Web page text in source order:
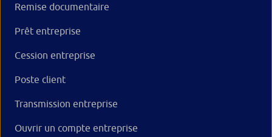
Remise documentaire
Prêt entreprise
Cession entreprise
Poste client
Transmission entreprise
Ouvrir un compte entreprise